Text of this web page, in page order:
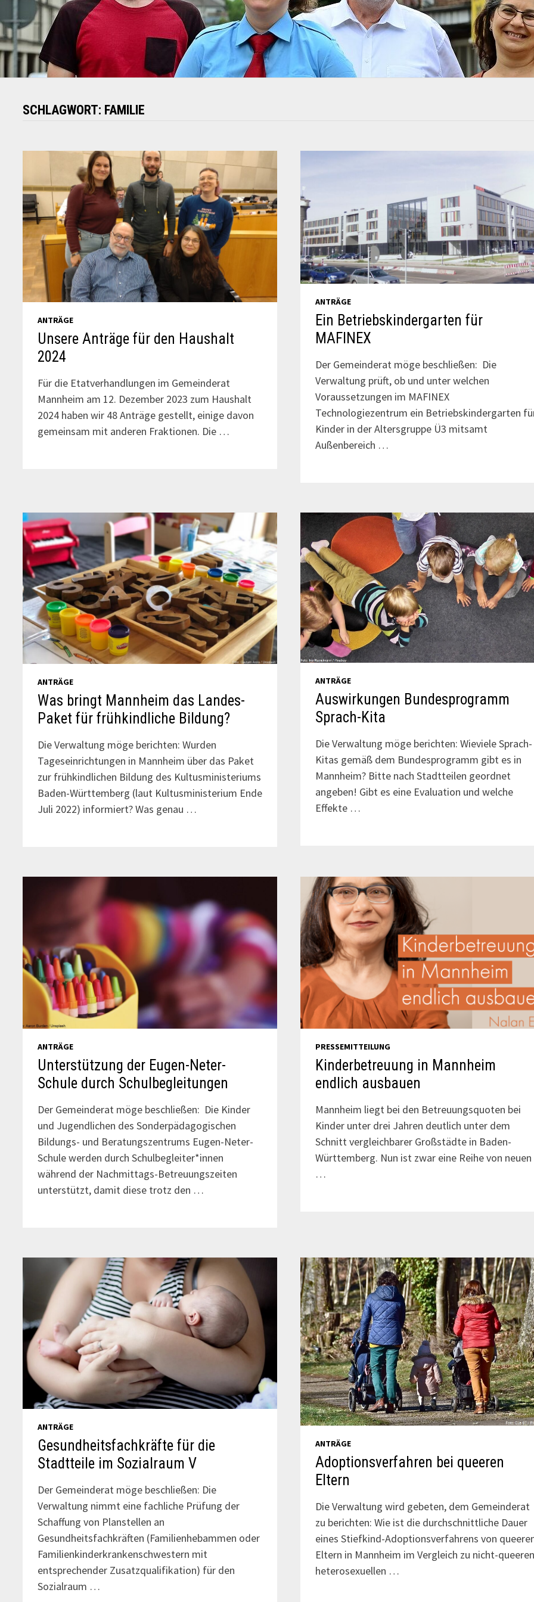
SCHLAGWORT: FAMILIE
ANTRÄGE
Unsere Anträge für den Haushalt
2024
Für die Etatverhandlungen im Gemeinderat
Mannheim am 12. Dezember 2023 zum Haushalt
2024 haben wir 48 Anträge gestellt, einige davon
gemeinsam mit anderen Fraktionen. Die …
ANTRÄGE
Ein Betriebskindergarten für
MAFINEX
Der Gemeinderat möge beschließen: Die
Verwaltung prüft, ob und unter welchen
Voraussetzungen im MAFINEX
Technologiezentrum ein Betriebskindergarten
Kinder in der Altersgruppe Ü3 mitsamt
Außenbereich …
ANTRÄGE
Was bringt Mannheim das Landes-
Paket für frühkindliche Bildung?
Die Verwaltung möge berichten: Wurden
Tageseinrichtungen in Mannheim über das Paket
zur frühkindlichen Bildung des Kultusministeriums
Baden-Württemberg (laut Kultusministerium Ende
Juli 2022) informiert? Was genau …
ANTRÄGE
Auswirkungen Bundesprogramm
Sprach-Kita
Die Verwaltung möge berichten: Wieviele Sprach-
Kitas gemäß dem Bundesprogramm gibt es in
Mannheim? Bitte nach Stadtteilen geordnet
angeben! Gibt es eine Evaluation und welche
Effekte …
ANTRÄGE
Unterstützung der Eugen-Neter-
Schule durch Schulbegleitungen
Der Gemeinderat möge beschließen: Die Kinder
und Jugendlichen des Sonderpädagogischen
Bildungs- und Beratungszentrums Eugen-Neter-
Schule werden durch Schulbegleiter*innen
während der Nachmittags-Betreuungszeiten
unterstützt, damit diese trotz den …
PRESSEMITTEILUNG
Kinderbetreuung in Mannheim
endlich ausbauen
Mannheim liegt bei den Betreuungsquoten bei
Kinder unter drei Jahren deutlich unter dem
Schnitt vergleichbarer Großstädte in Baden-
Württemberg. Nun ist zwar eine Reihe von neuen
…
ANTRÄGE
Gesundheitsfachkräfte für die
Stadtteile im Sozialraum V
Der Gemeinderat möge beschließen: Die
Verwaltung nimmt eine fachliche Prüfung der
Schaffung von Planstellen an
Gesundheitsfachkräften (Familienhebammen oder
Familienkinderkrankenschwestern mit
entsprechender Zusatzqualifikation) für den
Sozialraum …
ANTRÄGE
Adoptionsverfahren bei queeren
Eltern
Die Verwaltung wird gebeten, dem Gemeinderat
zu berichten: Wie ist die durchschnittliche Dauer
eines Stiefkind-Adoptionsverfahrens von
Eltern in Mannheim im Vergleich zu nicht-
heterosexuellen …